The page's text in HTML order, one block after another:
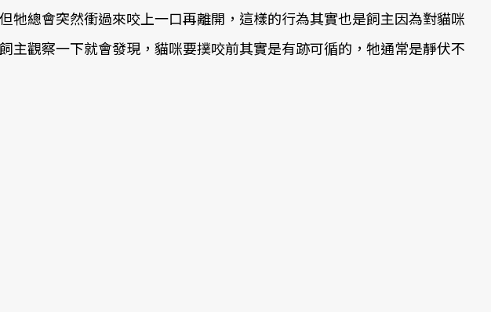
總會突然衝過來咬上一口再離開，這樣的行為其實也是飼主因為對貓咪
觀察一下就會發現，貓咪要撲咬前其實是有跡可循的，牠通常是靜伏不